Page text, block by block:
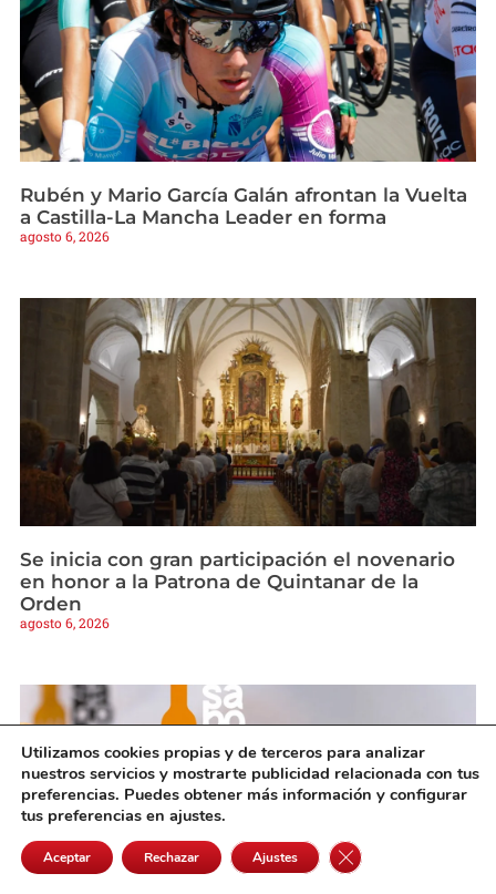
Rubén y Mario García Galán afrontan la Vuelta
a Castilla-La Mancha Leader en forma
agosto 6, 2026
Se inicia con gran participación el novenario
en honor a la Patrona de Quintanar de la
Orden
agosto 6, 2026
Utilizamos cookies propias y de terceros para analizar
nuestros servicios y mostrarte publicidad relacionada con tus
preferencias. Puedes obtener más información y configurar
tus preferencias en ajustes.
Aceptar Rechazar Ajustes Cerrar el banner de